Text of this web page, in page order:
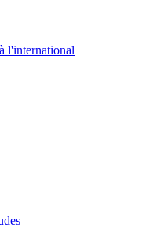
l'international